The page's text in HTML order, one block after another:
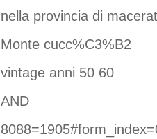
nella provincia di
Monte cucc%C3%B2
vintage anni 50 60
AND